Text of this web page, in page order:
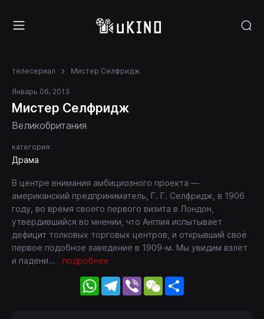
телесериал Мистер Селфридж
Январь 06, 2013
Мистер Селфридж
Великобритания
категория:
Драма
В центре внимания амбициозного проекта —
американский предприниматель, Г. Г. Селфридж, в 1906
году, во время своего первого визита в Лондон,
утвердившийся во мнении, что Англия испытывает
дефицит толковых торговых центров, и открывший своё
первое подобное заведение в 1909-м. Мы увидим взлёт
и падени... подробнее
WhatsApp
Telegram
Viber WeChat